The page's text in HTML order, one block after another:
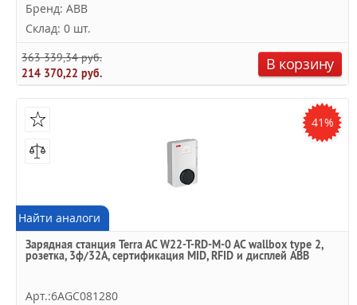
Бренд: ABB
Склад: 0 шт.
363 339,34 руб.
214 370,22 руб.
В корзину
41%
Найти аналоги
Зарядная станция Terra AC W22-T-RD-M-0 AC wallbox type 2,
розетка, 3ф/32A, сертификация MID, RFID и дисплей ABB
Арт.:6AGC081280